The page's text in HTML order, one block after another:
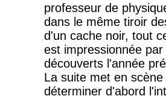
professeur de
dans le même tiroir
d'un cache noir, tout
est impressionnée
découverts l'année
La suite met en
déterminer d'abord